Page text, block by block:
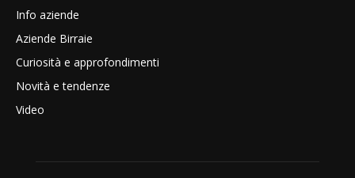
Info aziende
Aziende Birraie
Curiosità e approfondimenti
Novità e tendenze
Video